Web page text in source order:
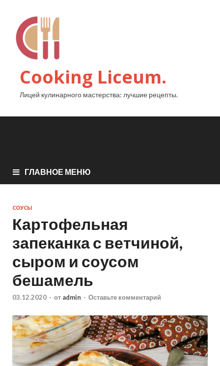
Cooking Liceum.
Лицей кулинарного мастерства: лучшие рецепты.
ГЛАВНОЕ МЕНЮ
СОУСЫ
Картофельная
запеканка с ветчиной,
сыром и соусом
бешамель
03.12.2020 - от admin - Оставьте комментарий